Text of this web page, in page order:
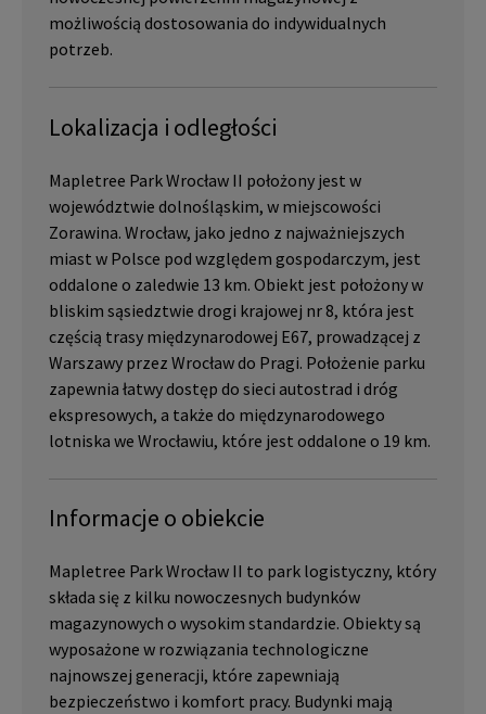
możliwością dostosowania do indywidualnych
potrzeb.
Lokalizacja i odległości
Mapletree Park Wrocław II położony jest w
województwie dolnośląskim, w miejscowości
Zorawina. Wrocław, jako jedno z najważniejszych
miast w Polsce pod względem gospodarczym, jest
oddalone o zaledwie 13 km. Obiekt jest położony w
bliskim sąsiedztwie drogi krajowej nr 8, która jest
częścią trasy międzynarodowej E67, prowadzącej z
Warszawy przez Wrocław do Pragi. Położenie parku
zapewnia łatwy dostęp do sieci autostrad i dróg
ekspresowych, a także do międzynarodowego
lotniska we Wrocławiu, które jest oddalone o 19 km.
Informacje o obiekcie
Mapletree Park Wrocław II to park logistyczny, który
składa się z kilku nowoczesnych budynków
magazynowych o wysokim standardzie. Obiekty są
wyposażone w rozwiązania technologiczne
najnowszej generacji, które zapewniają
bezpieczeństwo i komfort pracy. Budynki mają